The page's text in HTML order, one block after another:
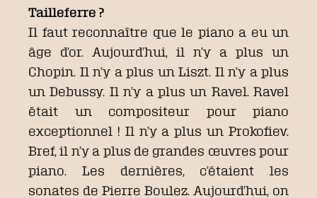
Tailleferre ?
Il faut reconnaître que le piano a eu un
âge d’or. Aujourd’hui, il n’y a plus un
Chopin. Il n’y a plus un Liszt. Il n’y a plus
un Debussy. Il n’y a plus un Ravel. Ravel
était un compositeur pour piano
exceptionnel ! Il n’y a plus un Prokofiev.
Bref, il n’y a plus de grandes œuvres pour
piano. Les dernières, c’étaient les
sonates de Pierre Boulez. Aujourd’hui, on